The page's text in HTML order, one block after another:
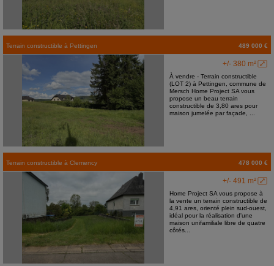
Terrain constructible à Pettingen 489 000 €
+/- 380 m²
À vendre - Terrain constructible
(LOT 2) à Pettingen, commune de
Mersch Home Project SA vous
propose un beau terrain
constructible de 3,80 ares pour
maison jumelée par façade, ...
Terrain constructible à Clemency 478 000 €
+/- 491 m²
Home Project SA vous propose à
la vente un terrain constructible de
4,91 ares, orienté plein sud-ouest,
idéal pour la réalisation d'une
maison unifamiliale libre de quatre
côtés...